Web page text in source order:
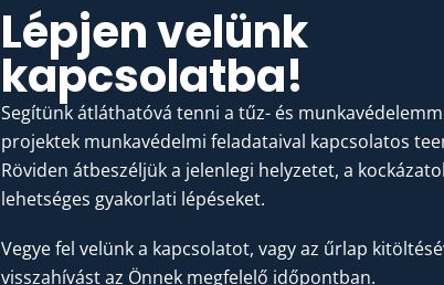
Lépjen velünk
kapcsolatba!
Segítünk átláthatóvá tenni a tűz- és
projektek munkavédelmi feladataival kapcsolatos
Röviden átbeszéljük a jelenlegi helyzetet, a
lehetséges gyakorlati lépéseket.
Vegye fel velünk a kapcsolatot, vagy az űrlap
visszahívást az Önnek megfelelő időpontban.